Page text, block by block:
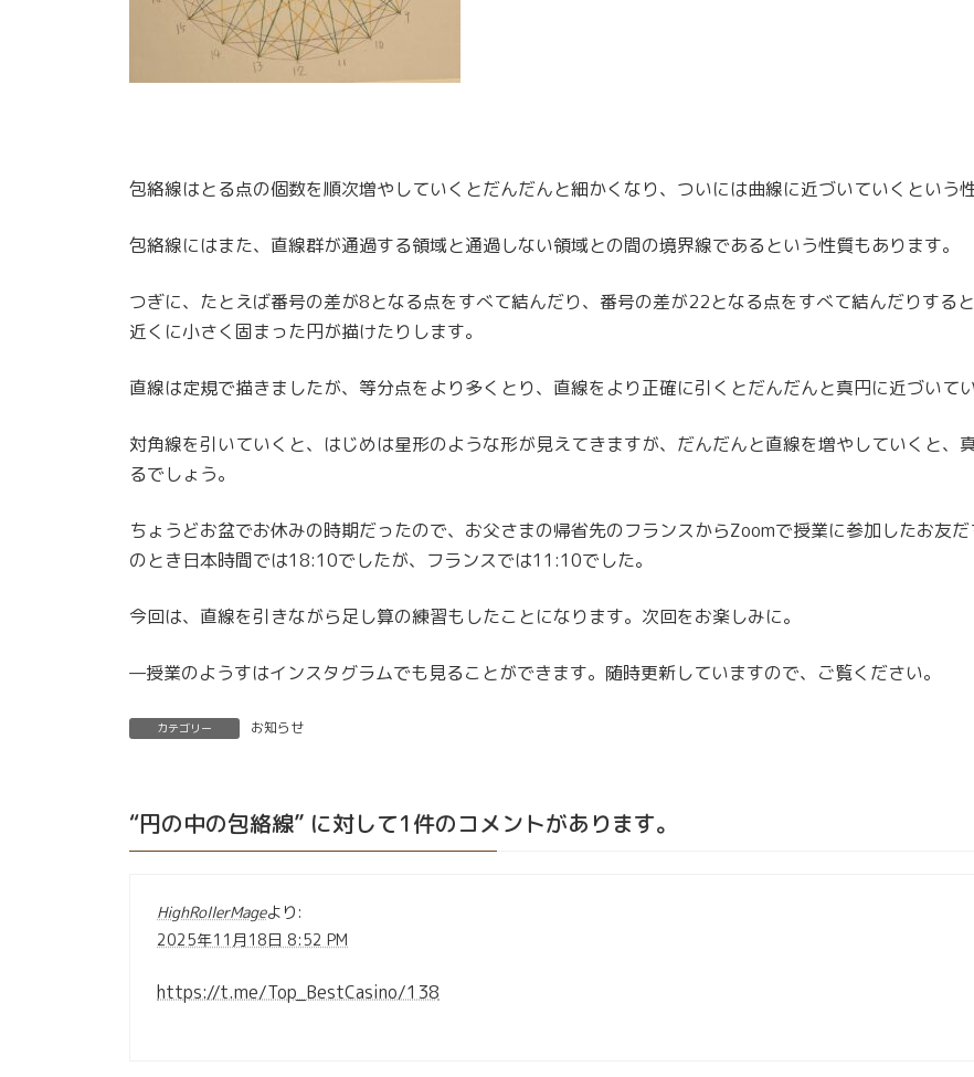
包絡線はとる点の個数を順次増やしていくとだんだんと細かくなり、ついには曲線に近づいていくという
包絡線にはまた、直線群が通過する領域と通過しない領域との間の境界線であるという性質もあります。
つぎに、たとえば番号の差が8となる点をすべて結んだり、番号の差が22となる点をすべて結んだりする
近くに小さく固まった円が描けたりします。
直線は定規で描きましたが、等分点をより多くとり、直線をより正確に引くとだんだんと真円に近づいて
対角線を引いていくと、はじめは星形のような形が見えてきますが、だんだんと直線を増やしていくと、
るでしょう。
ちょうどお盆でお休みの時期だったので、お父さまの帰省先のフランスからZoomで授業に参加したお友
のとき日本時間では18:10でしたが、フランスでは11:10でした。
今回は、直線を引きながら足し算の練習もしたことになります。次回をお楽しみに。
—授業のようすはインスタグラムでも見ることができます。随時更新していますので、ご覧ください。
カテゴリー お知らせ
“円の中の包絡線” に対して1件のコメントがあります。
HighRollerMageより:
2025年11月18日 8:52 PM
https://t.me/Top_BestCasino/138